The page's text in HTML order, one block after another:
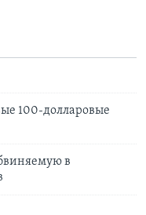
100-долларовые
в